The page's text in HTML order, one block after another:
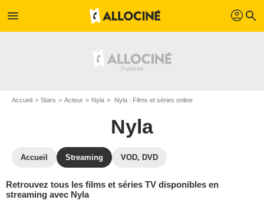
menu profil search
Accueil Stars Acteur Nyla Nyla : Films et séries online
Nyla
Accueil Streaming VOD, DVD
Retrouvez tous les films et séries TV disponibles en
streaming avec Nyla